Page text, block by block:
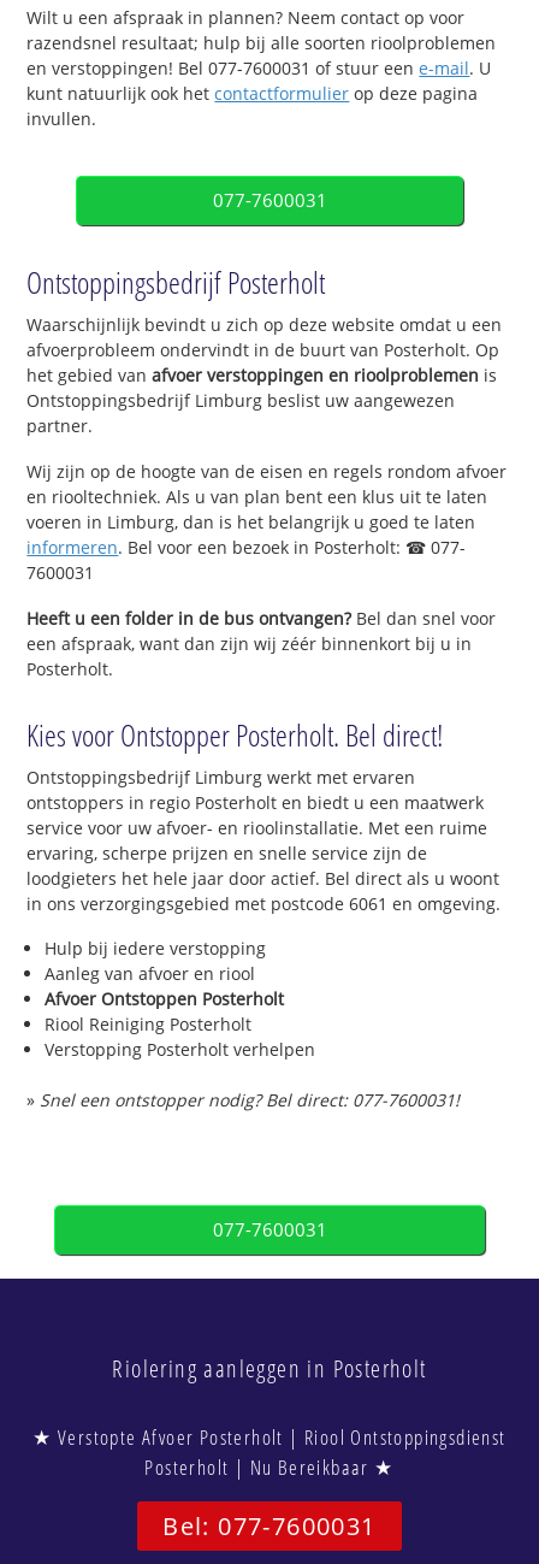
Wilt u een afspraak in plannen? Neem contact op voor
razendsnel resultaat; hulp bij alle soorten rioolproblemen
en verstoppingen! Bel 077-7600031 of stuur eene-mail. U
kunt natuurlijk ook hetcontactformulier op deze pagina
invullen.
077-7600031
Ontstoppingsbedrijf Posterholt
Waarschijnlijk bevindt u zich op deze website omdat u een
afvoerprobleem ondervindt in de buurt van Posterholt. Op
het gebied vanafvoer verstoppingen en rioolproblemen is
Ontstoppingsbedrijf Limburg beslist uw aangewezen
partner.
Wij zijn op de hoogte van de eisen en regels rondom afvoer
en riooltechniek. Als u van plan bent een klus uit te laten
voeren in Limburg, dan is het belangrijk u goed te laten
informeren. Bel voor een bezoek in Posterholt: ☎ 077-
7600031
Heeft u een folder in de bus ontvangen?Bel dan snel voor
een afspraak, want dan zijn wij zéér binnenkort bij u in
Posterholt.
Kies voor Ontstopper Posterholt. Bel direct!
Ontstoppingsbedrijf Limburg werkt met ervaren
ontstoppers in regio Posterholt en biedt u een maatwerk
service voor uw afvoer- en rioolinstallatie. Met een ruime
ervaring, scherpe prijzen en snelle service zijn de
loodgieters het hele jaar door actief. Bel direct als u woont
in ons verzorgingsgebied met postcode 6061 en omgeving.
Hulp bij iedere verstopping
Aanleg van afvoer en riool
Afvoer Ontstoppen Posterholt
Riool Reiniging Posterholt
Verstopping Posterholt verhelpen
» Snel een ontstopper nodig? Bel direct: 077-7600031!
077-7600031
Riolering aanleggen in Posterholt
★ Verstopte Afvoer Posterholt | Riool Ontstoppingsdienst
Posterholt | Nu Bereikbaar ★
Bel: 077-7600031